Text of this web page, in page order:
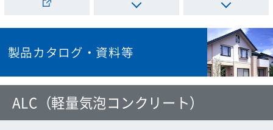
製品カタログ・資料等
ALC（軽量気泡コンクリート）